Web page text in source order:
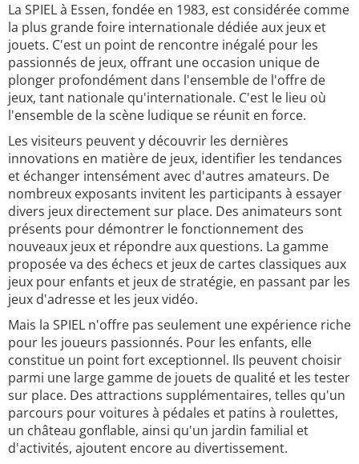
La SPIEL à Essen, fondée en 1983, est considérée comme
la plus grande foire internationale dédiée aux jeux et
jouets. C'est un point de rencontre inégalé pour les
passionnés de jeux, offrant une occasion unique de
plonger profondément dans l'ensemble de l'offre de
jeux, tant nationale qu'internationale. C'est le lieu où
l'ensemble de la scène ludique se réunit en force.
Les visiteurs peuvent y découvrir les dernières
innovations en matière de jeux, identifier les tendances
et échanger intensément avec d'autres amateurs. De
nombreux exposants invitent les participants à essayer
divers jeux directement sur place. Des animateurs sont
présents pour démontrer le fonctionnement des
nouveaux jeux et répondre aux questions. La gamme
proposée va des échecs et jeux de cartes classiques aux
jeux pour enfants et jeux de stratégie, en passant par les
jeux d'adresse et les jeux vidéo.
Mais la SPIEL n'offre pas seulement une expérience riche
pour les joueurs passionnés. Pour les enfants, elle
constitue un point fort exceptionnel. Ils peuvent choisir
parmi une large gamme de jouets de qualité et les tester
sur place. Des attractions supplémentaires, telles qu'un
parcours pour voitures à pédales et patins à roulettes,
un château gonflable, ainsi qu'un jardin familial et
d'activités, ajoutent encore au divertissement.